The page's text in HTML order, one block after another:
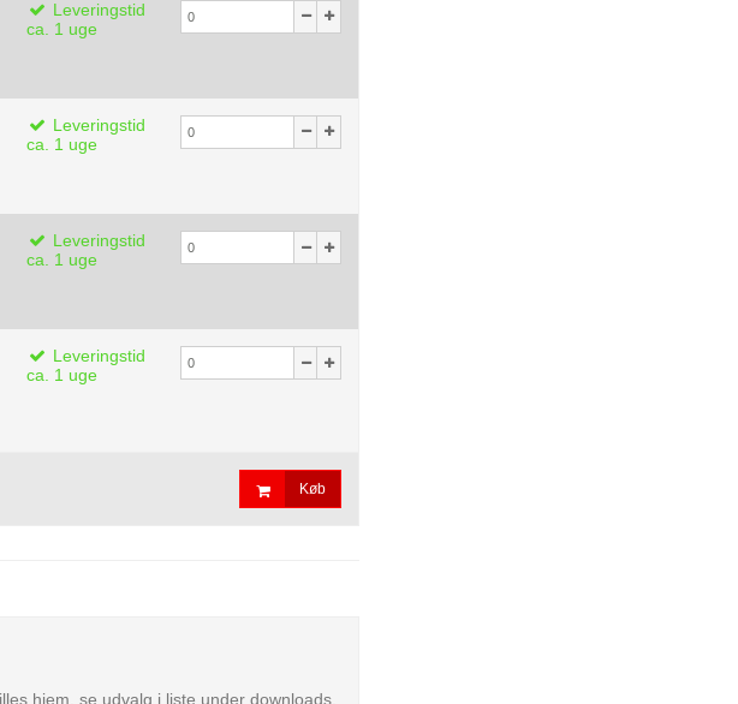
Leveringstid
ca. 1 uge
Leveringstid
ca. 1 uge
Leveringstid
ca. 1 uge
Leveringstid
ca. 1 uge
Køb
hjem, se udvalg i liste under downloads.